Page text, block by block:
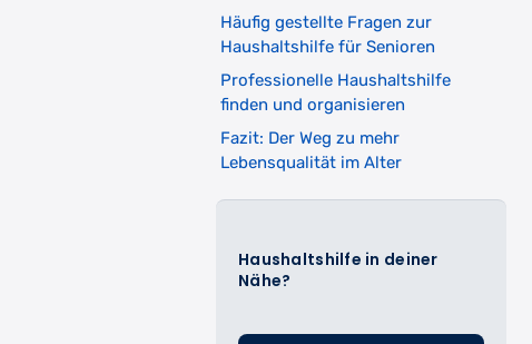
Haushaltshilfe in deiner
Nähe?
Häufig gestellte Fragen zur
Haushaltshilfe für Senioren
Professionelle Haushaltshilfe
finden und organisieren
Fazit: Der Weg zu mehr
Lebensqualität im Alter